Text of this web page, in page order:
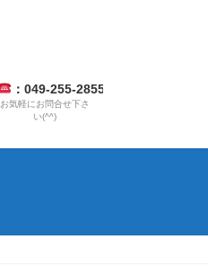
：049-255-2855
お気軽にお問合せ下さ
い(^^)